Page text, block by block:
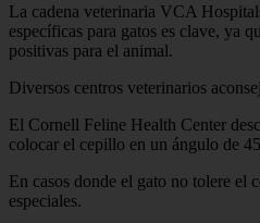
La cadena veterinaria VCA
específicas para gatos es clave, ya
positivas para el animal.
Diversos centros veterinarios
El Cornell Feline Health Center
colocar el cepillo en un ángulo de
En casos donde el gato no tolere el
especiales.